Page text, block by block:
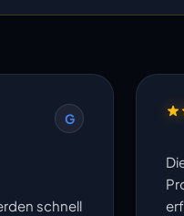
G
schnell